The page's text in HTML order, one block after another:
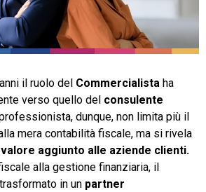
il ruolo del Commercialista ha
verso quello del consulente
dunque, non limita più il
mera contabilità fiscale, ma si rivela
valore aggiunto alle aziende clienti.
alla gestione finanziaria, il
in un partner